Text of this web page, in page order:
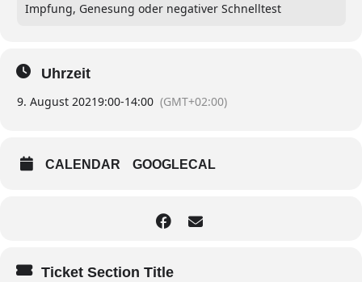
Impfung, Genesung oder negativer Schnelltest
Uhrzeit
9. August 20219:00-14:00 (GMT+02:00)
CALENDAR GOOGLECAL
Ticket Section Title